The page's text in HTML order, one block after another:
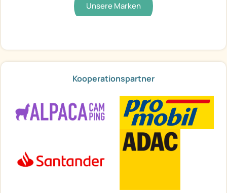
Unsere Marken
Kooperationspartner